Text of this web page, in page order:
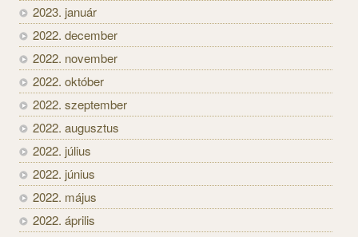
2023. január
2022. december
2022. november
2022. október
2022. szeptember
2022. augusztus
2022. július
2022. június
2022. május
2022. április